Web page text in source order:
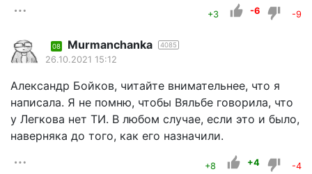
+3 -6 -9
08 Murmanchanka 4085
26.10.2021 15:12
Александр Бойков, читайте внимательнее, что я
написала. Я не помню, чтобы Вяльбе говорила, что
у Легкова нет ТИ. В любом случае, если это и было,
наверняка до того, как его назначили.
+8 +4 -4